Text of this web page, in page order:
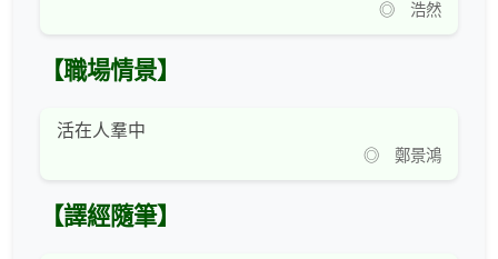
◎ 浩然
【職場情景】
活在人羣中
◎ 鄭景鴻
【譯經隨筆】